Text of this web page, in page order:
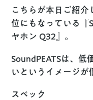
こちらが本日ご紹介
位にもなっている『
ヤホン Q32』。
SoundPEATSは、低
いというイメージが
スペック